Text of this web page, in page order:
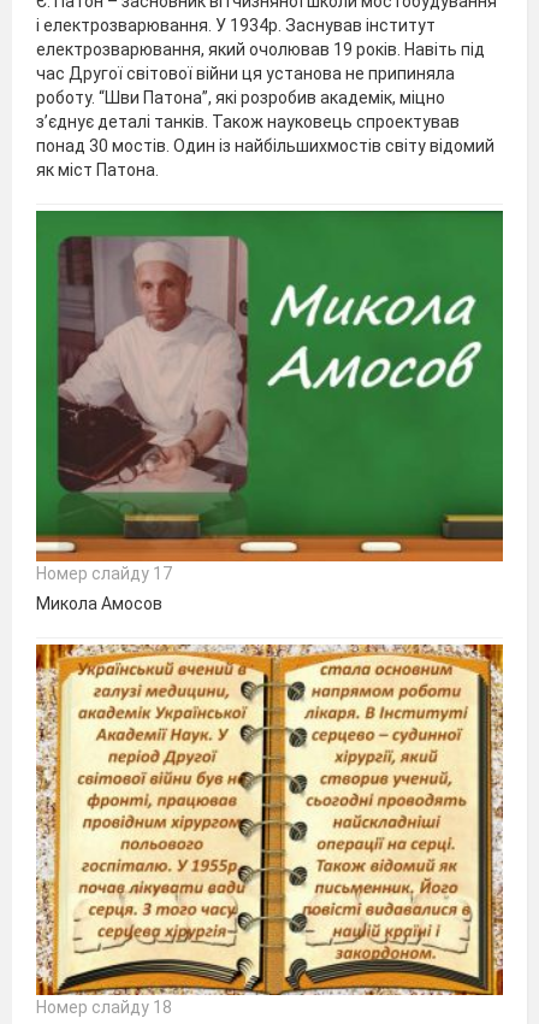
і електрозварювання. У 1934р. Заснував інститут
електрозварювання, який очолював 19 років. Навіть під
час Другої світової війни ця установа не припиняла
роботу. “Шви Патона”, які розробив академік, міцно
з’єднує деталі танків. Також науковець спроектував
понад 30 мостів. Один із найбільшихмостів світу відомий
як міст Патона.
Номер слайду 17
Микола Амосов
Номер слайду 18